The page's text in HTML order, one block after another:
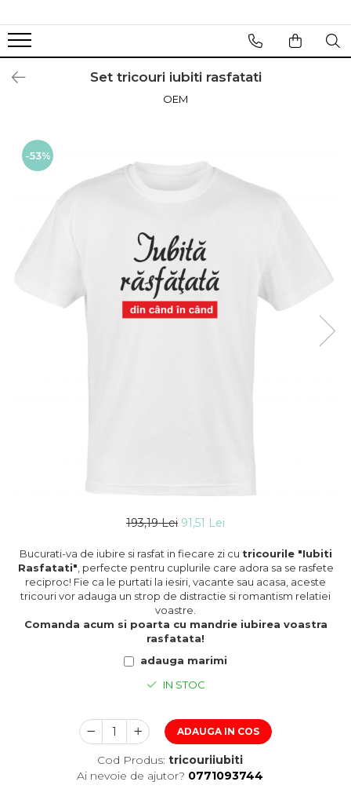
Set tricouri iubiti rasfatati
OEM
-53%
193,19 Lei 91,51 Lei
Bucurati-va de iubire si rasfat in fiecare zi cu tricourile "Iubiti
Rasfatati" , perfecte pentru cuplurile care adora sa se rasfete
reciproc! Fie ca le purtati la iesiri, vacante sau acasa, aceste
tricouri vor adauga un strop de distractie si romantism relatiei
voastre.
Comanda acum si poarta cu mandrie iubirea voastra
rasfatata!
adauga marimi
IN STOC
ADAUGA IN COS
Cod Produs: tricouriiubiti
Ai nevoie de ajutor? 0771093744